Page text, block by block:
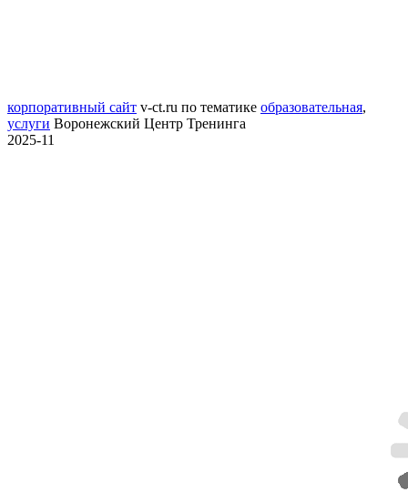
корпоративный сайт v-ct.ru по тематике образовательная,
услуги Воронежский Центр Тренинга
2025-11